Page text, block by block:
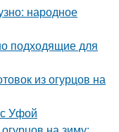
народное
подходящие для
из огурцов на
Уфой